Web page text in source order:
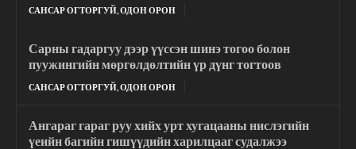
САНСАР ОГТОРГУЙ, ОДОН ОРОН
Сарны гадаргуу дээр үүссэн шинэ тогоо болон
пуужингийн мөргөлдөлтийн үр дүнг тогтоов
САНСАР ОГТОРГУЙ, ОДОН ОРОН
Ангараг гараг руу хийх урт хугацааны нислэгийн
үеийн багийн гишүүдийн харилцааг судалжээ